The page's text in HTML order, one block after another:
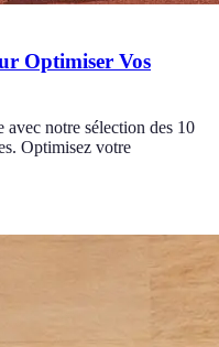
Optimiser Vos
notre sélection des 10
Optimisez votre